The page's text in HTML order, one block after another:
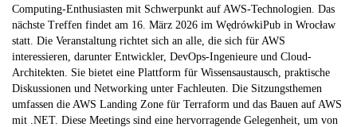
Computing-Enthusiasten mit Schwerpunkt auf AWS-Technologien. Das
nächste Treffen findet am 16. März 2026 im WędrówkiPub in Wrocław
statt. Die Veranstaltung richtet sich an alle, die sich für AWS
interessieren, darunter Entwickler, DevOps-Ingenieure und Cloud-
Architekten. Sie bietet eine Plattform für Wissensaustausch, praktische
Diskussionen und Networking unter Fachleuten. Die Sitzungsthemen
umfassen die AWS Landing Zone für Terraform und das Bauen auf AWS
mit .NET. Diese Meetings sind eine hervorragende Gelegenheit, um von